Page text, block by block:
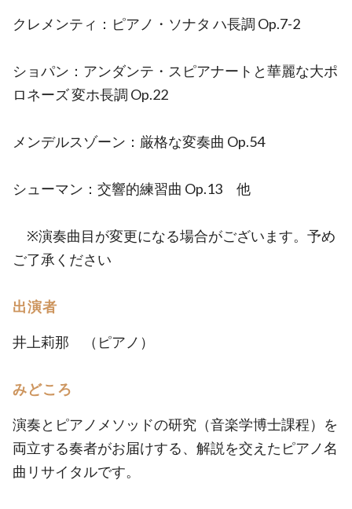
クレメンティ：ピアノ・ソナタ ハ長調 Op.7-2
ショパン：アンダンテ・スピアナートと華麗な大ポ
ロネーズ 変ホ長調 Op.22
メンデルスゾーン：厳格な変奏曲 Op.54
シューマン：交響的練習曲 Op.13 他
※演奏曲目が変更になる場合がございます。予め
ご了承ください
出演者
井上莉那 （ピアノ）
みどころ
演奏とピアノメソッドの研究（音楽学博士課程）を
両立する奏者がお届けする、解説を交えたピアノ名
曲リサイタルです。